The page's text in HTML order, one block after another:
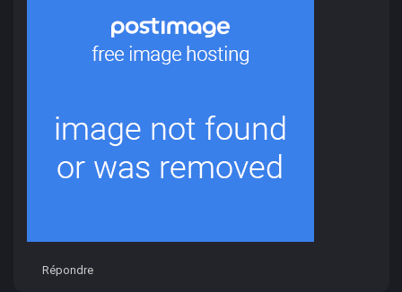
Répondre